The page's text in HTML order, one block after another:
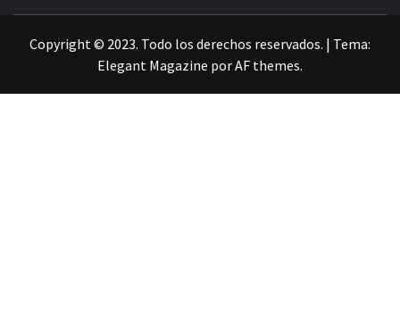
Copyright © 2023. Todo los derechos reservados. | Tema:
Elegant Magazine porAF themes.